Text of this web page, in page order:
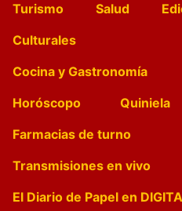
Turismo
Salud
Culturales
Cocina y Gastronomía
Horóscopo
Quiniela
Farmacias de turno
Transmisiones en vivo
El Diario de Papel en